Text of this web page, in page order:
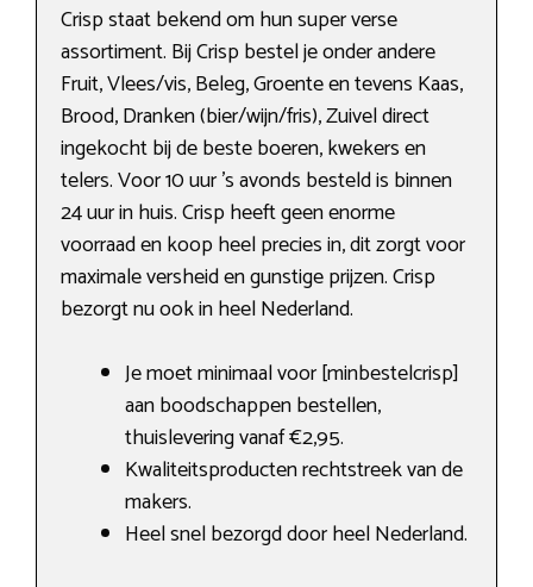
Crisp staat bekend om hun super verse
assortiment. Bij Crisp bestel je onder andere
Fruit, Vlees/vis, Beleg, Groente en tevens Kaas,
Brood, Dranken (bier/wijn/fris), Zuivel direct
ingekocht bij de beste boeren, kwekers en
telers. Voor 10 uur ’s avonds besteld is binnen
24 uur in huis. Crisp heeft geen enorme
voorraad en koop heel precies in, dit zorgt voor
maximale versheid en gunstige prijzen. Crisp
bezorgt nu ook in heel Nederland.
Je moet minimaal voor [minbestelcrisp]
aan boodschappen bestellen,
thuislevering vanaf €2,95.
Kwaliteitsproducten rechtstreek van de
makers.
Heel snel bezorgd door heel Nederland.